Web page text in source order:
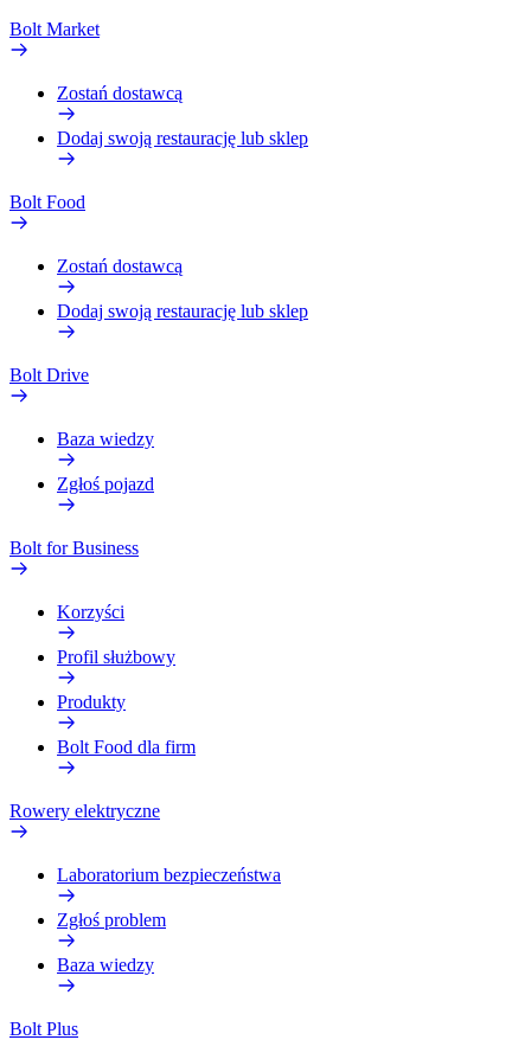
Bolt Market
Zostań dostawcą
Dodaj swoją restaurację lub sklep
Bolt Food
Zostań dostawcą
Dodaj swoją restaurację lub sklep
Bolt Drive
Baza wiedzy
Zgłoś pojazd
Bolt for Business
Korzyści
Profil służbowy
Produkty
Bolt Food dla firm
Rowery elektryczne
Laboratorium bezpieczeństwa
Zgłoś problem
Baza wiedzy
Bolt Plus